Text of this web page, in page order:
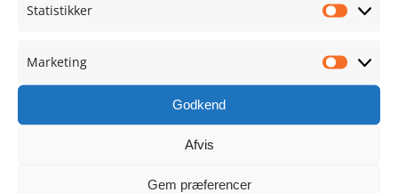
Statistikker
Marketing
Godkend
Afvis
Gem præferencer
april 2024
marts 2024